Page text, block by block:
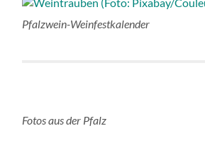
Pfalzwein-Weinfestkalender
Fotos aus der Pfalz